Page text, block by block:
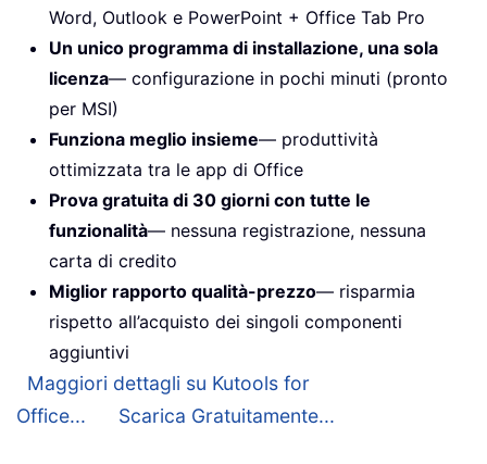
Word, Outlook e PowerPoint + Office Tab Pro
Un unico programma di installazione, una sola
licenza— configurazione in pochi minuti (pronto
per MSI)
Funziona meglio insieme— produttività
ottimizzata tra le app di Office
Prova gratuita di 30 giorni con tutte le
funzionalità— nessuna registrazione, nessuna
carta di credito
Miglior rapporto qualità-prezzo— risparmia
rispetto all’acquisto dei singoli componenti
aggiuntivi
Maggiori dettagli su Kutools for
Office...
Scarica Gratuitamente...